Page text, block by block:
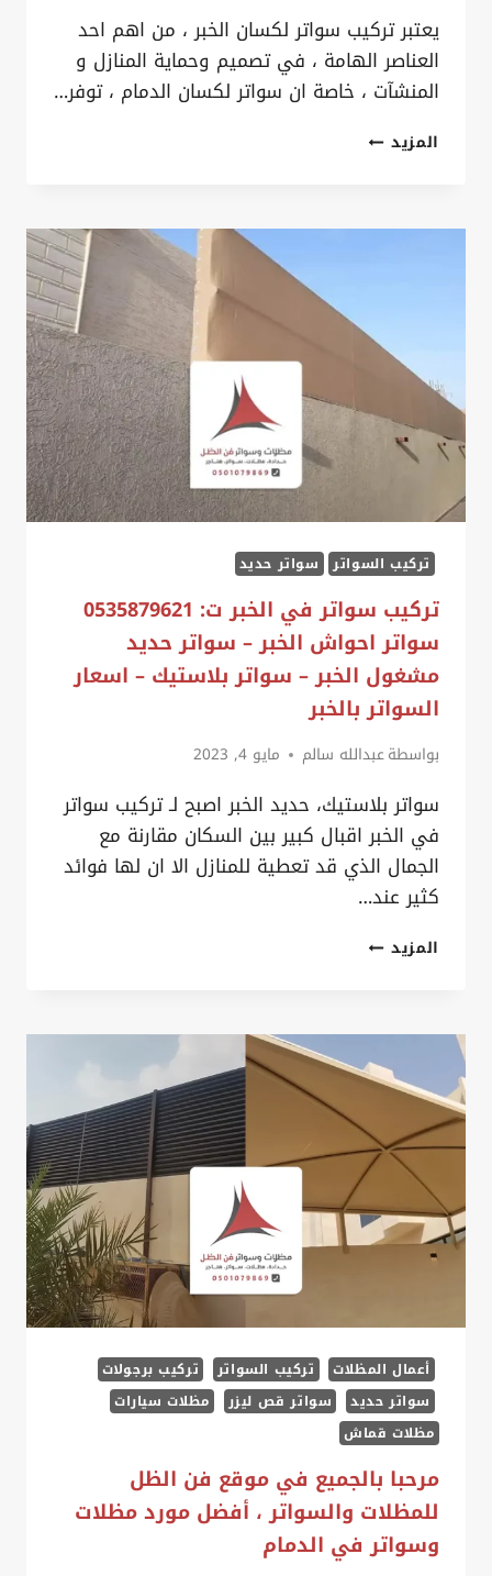
يعتبر تركيب سواتر لكسان الخبر ، من اهم احد
العناصر الهامة ، في تصميم وحماية المنازل و
المنشآت ، خاصة ان سواتر لكسان الدمام ، توفر…
المزيدتركيب
الخبر
0535879621
سواتر
شينكو
بالقطيف
–
سواتر
قماش
حراج
الدمام
تركيب السواتر سواتر حديد
تركيب سواتر في الخبر ت: 0535879621
سواتر احواش الخبر – سواتر حديد
مشغول الخبر – سواتر بلاستيك – اسعار
السواتر بالخبر
بواسطةعبدالله سالم مايو 4, 2023
سواتر بلاستيك، حديد الخبر اصبح لـ تركيب سواتر
في الخبر اقبال كبير بين السكان مقارنة مع
الجمال الذي قد تعطية للمنازل الا ان لها فوائد
كثير عند…
المزيدتركيب
الخبر
ت:
0535879621
سواتر
احواش
الخبر
–
سواتر
–
سواتر
بلاستيك
–
اسعار
السواتر
بالخبر
أعمال المظلات تركيب السواتر
تركيب برجولات
سواتر حديد
سواتر قص ليزر
مظلات سيارات
مظلات قماش
مرحبا بالجميع في موقع فن الظل
للمظلات والسواتر ، أفضل مورد مظلات
وسواتر في الدمام